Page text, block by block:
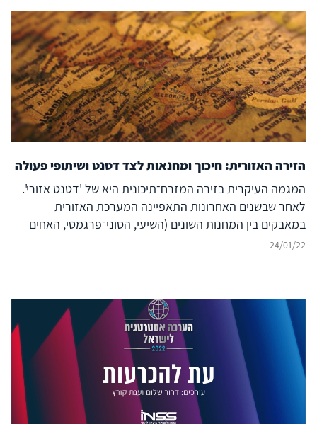
הזירה האזורית: חיכוך ומחנאות לצד דטנט ושיתופי פעולה
המגמה העיקרית בזירה המזרח־תיכונית היא של 'דטנט אזורי'.
לאחר שבשנים האחרונות התאפיינה המערכת האזורית
במאבקים בין המחנות השונים (השיעי, הסוני־פרגמטי, האחים
ערב הסעודית ואיראן מנהלות שיח, בין היתר בתיווך עיראק;
איחוד האמירויות הערביות סיימה את מעורבותה במלחמות
בתימן ובלוב וכן שופרו יחסיה עם איראן, סוריה וטורקיה; לאחר
שלוש שנים של חרם הסתיים הסכסוך בין קטר לבין איחוד
האמירויות, ערב הסעודית, בחריין ומצרים; ירדן מקיימת דיאלוג
עם איראן ועם בשאר אל־אסד נשיא סוריה, ואילו טורקיה מגלה
עניין בשיפור יחסיה עם איחוד האמירויות, מצרים, ערב הסעודית
24/01/22